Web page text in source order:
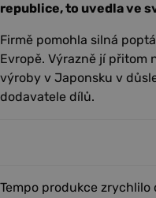
republice, to uvedla ve
Firmě pomohla silná
Evropě. Výrazně jí přitom
výroby v Japonsku v
dodavatele dílů.
Tempo produkce